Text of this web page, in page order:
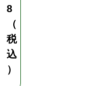
8
（
税
込
）